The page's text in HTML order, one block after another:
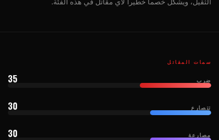
سمات المقاتل
ضرب 35
تتصارع 30
مصارعة 30